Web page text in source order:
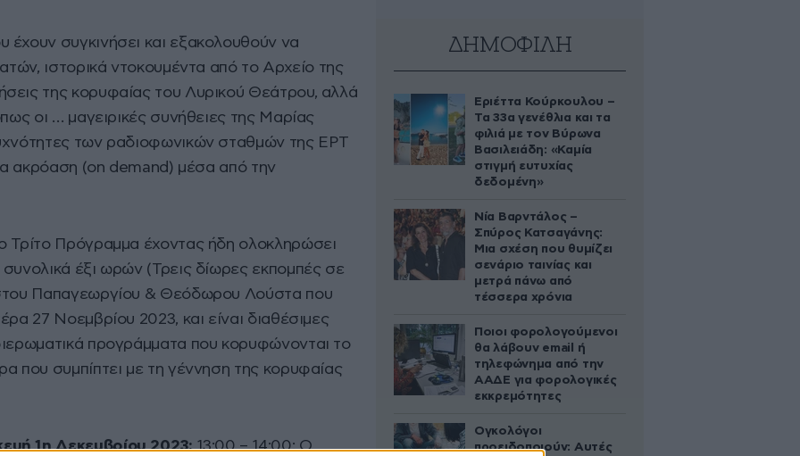
συγκινήσει και εξακολουθούν να
ιστορικά ντοκουμέντα από το Αρχείο της
της κορυφαίας του Λυρικού Θεάτρου, αλλά
οι … μαγειρικές συνήθειες της Μαρίας
των ραδιοφωνικών σταθμών της ΕΡΤ
ακρόαση (on demand) μέσα από την
Τρίτο Πρόγραμμα έχοντας ήδη ολοκληρώσει
έξι ωρών (Τρεις δίωρες εκπομπές σε
Παπαγεωργίου & Θεόδωρου Λούστα που
27 Νοεμβρίου 2023, και είναι διαθέσιμες
προγράμματα που κορυφώνονται το
που συμπίπτει με τη γέννηση της κορυφαίας
1η Δεκεμβρίου 2023:13:00 – 14:00: Ο
ΔΗΜΟΦΙΛΗ
Εριέττα Κούρκουλου –
Τα 33α γενέθλια και τα
φιλιά με τον Βύρωνα
Βασιλειάδη: «Καμία
στιγμή ευτυχίας
δεδομένη»
Νία Βαρντάλος –
Σπύρος Κατσαγάνης:
Μια σχέση που θυμίζει
σενάριο ταινίας και
μετρά πάνω από
τέσσερα χρόνια
Ποιοι φορολογούμενοι
θα λάβουν email ή
τηλεφώνημα από την
ΑΑΔΕ για φορολογικές
εκκρεμότητες
Ογκολόγοι
προειδοποιούν: Αυτές